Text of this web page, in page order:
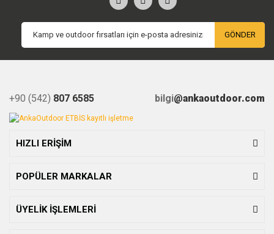
GÖNDER
+90 (542) 807 6585 bilgi@ankaoutdoor.com
HIZLI ERİŞİM
POPÜLER MARKALAR
ÜYELİK İŞLEMLERİ